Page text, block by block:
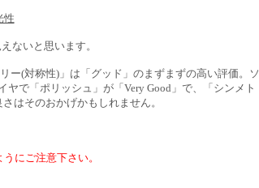
性
ないと思います。
ー(対称性)」は「グッド」のまずまずの高い評価。ソ
で「ポリッシュ」が「Very Good」で、「シンメト
はそのおかげかもしれません。
にご注意下さい。